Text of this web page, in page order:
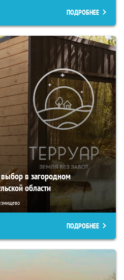
ПОДРОБНЕЕ
в загородном
области
ПОДРОБНЕЕ